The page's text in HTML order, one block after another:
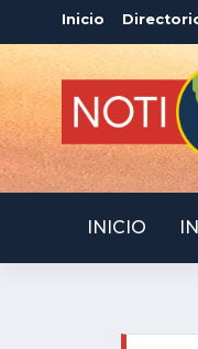
Inicio
INICIO